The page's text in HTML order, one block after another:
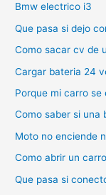
Bmw electrico i3
Que pasa si dejo
Como sacar cv de
Cargar bateria 24
Porque mi carro
Como saber si una
Moto no enciende
Como abrir un
Que pasa si